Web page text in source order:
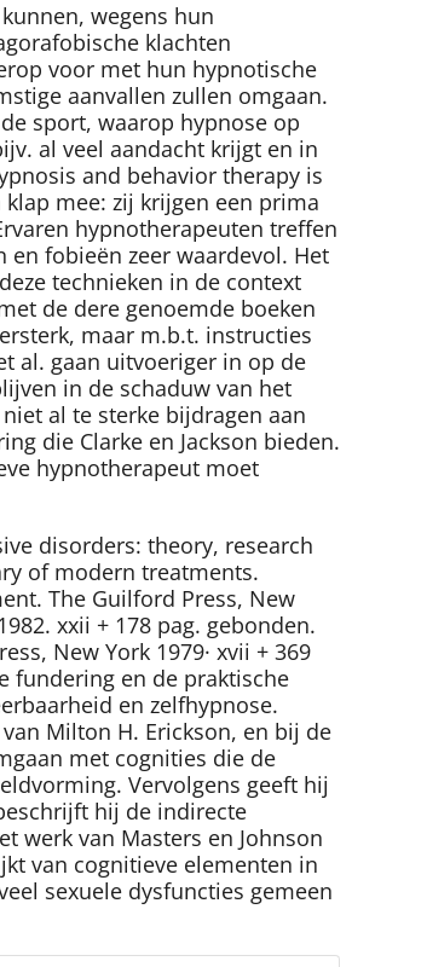
wegens hun
klachten
voor met hun hypnotische
aanvallen zullen omgaan.
sport, waarop hypnose op
al veel aandacht krijgt en in
and behavior therapy is
mee: zij krijgen een prima
hypnotherapeuten treffen
fobieën zeer waardevol. Het
technieken in de context
de dere genoemde boeken
maar m.b.t. instructies
al. gaan uitvoeriger in op de
in de schaduw van het
al te sterke bijdragen aan
die Clarke en Jackson bieden.
hypnotherapeut moet
disorders: theory, research
of modern treatments.
The Guilford Press, New
xxii + 178 pag. gebonden.
New York 1979· xvii + 369
fundering en de praktische
en zelfhypnose.
Milton H. Erickson, en bij de
met cognities die de
Vervolgens geeft hij
hij de indirecte
werk van Masters en Johnson
van cognitieve elementen in
sexuele dysfuncties gemeen